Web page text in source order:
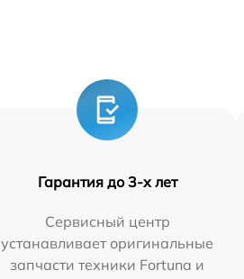
Гарантия до 3-х лет
Сервисный центр
устанавливает оригинальные
запчасти техники Fortuna и